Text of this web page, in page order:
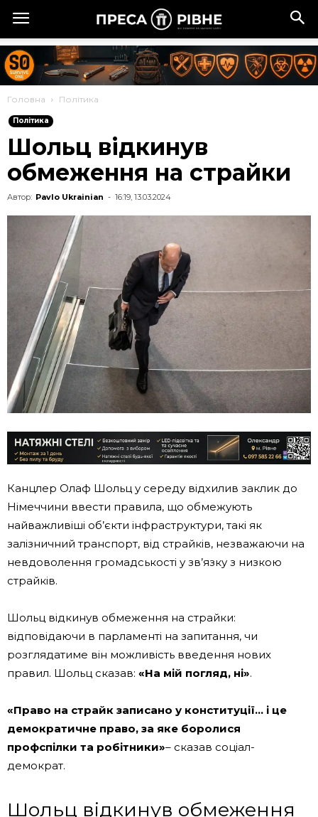
Головна Політика
Політика
Шольц відкинув
обмеження на страйки
Автор: Pavlo Ukrainian - 16:19, 13.03.2024
Канцлер Олаф Шольц у середу відхилив заклик до
Німеччини ввести правила, що обмежують
найважливіші об’єкти інфраструктури, такі як
залізничний транспорт, від страйків, незважаючи на
невдоволення громадськості у зв’язку з низкою
страйків.
Шольц відкинув обмеження на страйки:
відповідаючи в парламенті на запитання, чи
розглядатиме він можливість введення нових
правил. Шольц сказав: «На мій погляд, ні».
«Право на страйк записано у конституції… і це
демократичне право, за яке боролися
профспілки та робітники»– сказав соціал-
демократ.
Шольц відкинув обмеження